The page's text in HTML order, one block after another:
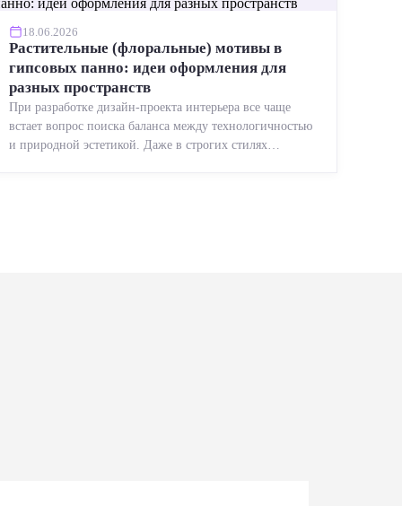
18.06.2026
Растительные (флоральные) мотивы в
гипсовых панно: идеи оформления для
разных пространств
При разработке дизайн-проекта интерьера все чаще
встает вопрос поиска баланса между технологичностью
и природной эстетикой. Даже в строгих стилях